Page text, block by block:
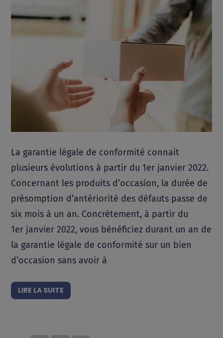
La garantie légale de conformité connait
plusieurs évolutions à partir du 1er janvier 2022.
Concernant les produits d’occasion, la durée de
présomption d’antériorité des défauts passe de
six mois à un an. Concrètement, à partir du
1er janvier 2022, vous bénéficiez durant un an de
la garantie légale de conformité sur un bien
d’occasion sans avoir à
LIRE LA SUITE